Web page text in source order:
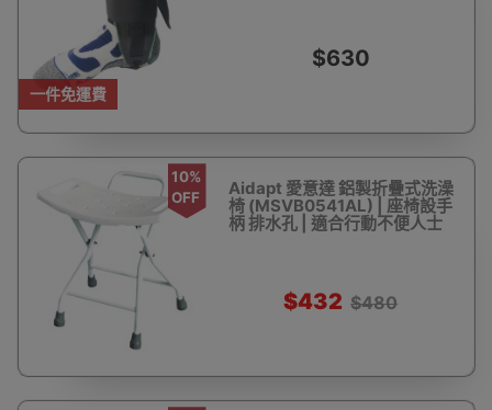
一件免運費
$630
10%
OFF
Aidapt 愛意達 鋁製折疊式洗澡
椅 (MSVB0541AL) | 座椅設手
柄 排水孔 | 適合行動不便人士
$432 $480